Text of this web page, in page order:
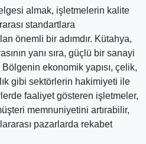
almak, işletmelerin kalite
standartlara
önemli bir adımdır. Kütahya,
yanı sıra, güçlü bir sanayi
ekonomik yapısı, çelik,
gibi sektörlerin hakimiyeti ile
faaliyet gösteren işletmeler,
memnuniyetini artırabilir,
pazarlarda rekabet